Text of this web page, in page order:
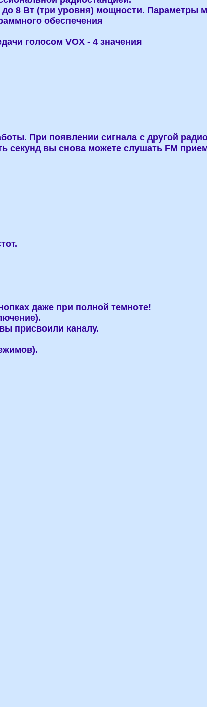
8 Вт (три уровня) мощности.
обеспечения
голосом VOX - 4 значения
При появлении сигнала с другой
вы снова можете слушать FM
даже при полной темноте!
присвоили каналу.